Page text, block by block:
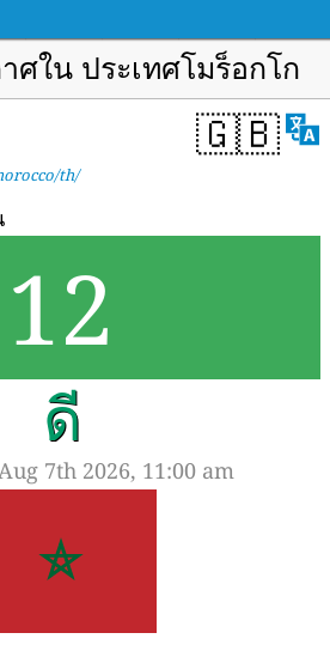
ศใน ประเทศโมร็อกโก
🇬🇧
th/
12
ดี
7th 2026, 11:00 am